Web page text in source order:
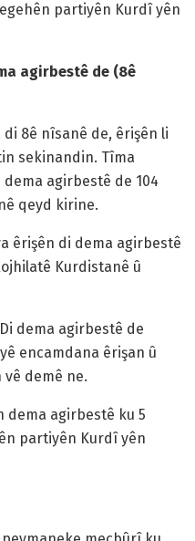
partiyên Kurdî yên
agirbestê de (8ê
8ê nîsanê de, êrişên li
sekinandin. Tîma
dema agirbestê de 104
qeyd kirine.
êrişên di dema agirbestê
Kurdistanê û
dema agirbestê de
encamdana êrişan û
demê ne.
dema agirbestê ku 5
partiyên Kurdî yên